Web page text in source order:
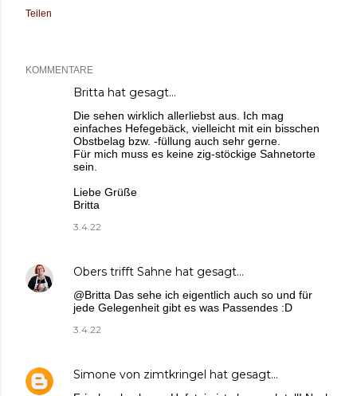
Teilen
KOMMENTARE
Britta hat gesagt…
Die sehen wirklich allerliebst aus. Ich mag
einfaches Hefegebäck, vielleicht mit ein bisschen
Obstbelag bzw. -füllung auch sehr gerne.
Für mich muss es keine zig-stöckige Sahnetorte
sein.
Liebe Grüße
Britta
3.4.22
Obers trifft Sahne hat gesagt…
@Britta Das sehe ich eigentlich auch so und für
jede Gelegenheit gibt es was Passendes :D
3.4.22
Simone von zimtkringel hat gesagt…